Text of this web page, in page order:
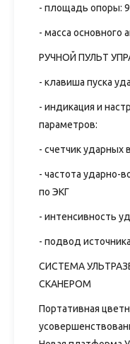
- площадь опоры:
- масса основного
РУЧНОЙ ПУЛЬТ
- клавиша пуска
- индикация и
параметров:
- счетчик ударных
- частота ударно-
по ЭКГ
- интенсивность
- подвод
СИСТЕМА
СКАНЕРОМ
Портативная